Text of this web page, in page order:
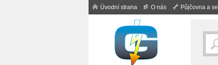
Úvodní strana O nás Půjčovna a